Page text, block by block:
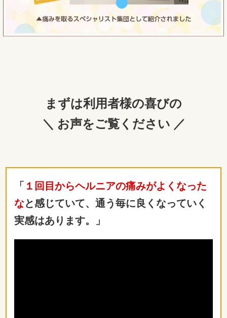
まずは利用者様の喜びの
＼ お声をご覧ください ／
「 １回目からヘルニアの痛みがよくなった
なと感じていて、通う毎に良くなっていく
実感はあります。」